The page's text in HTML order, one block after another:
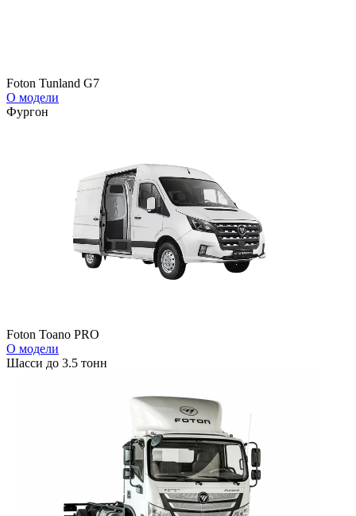
Foton Tunland G7
О модели
Фургон
Foton Toano PRO
О модели
Шасси до 3.5 тонн